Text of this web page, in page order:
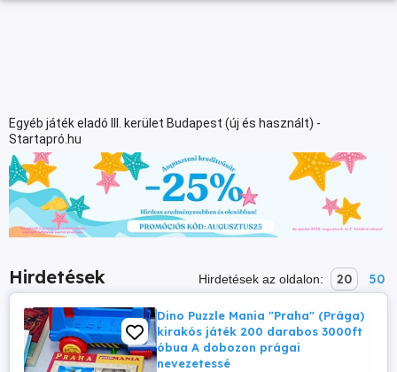
Egyéb játék eladó III. kerület Budapest (új és használt) -
Startapró.hu
Hirdetések Hirdetések az oldalon: 20 50
Dino Puzzle Mania "Praha" (Prága)
kirakós játék 200 darabos 3000ft
óbua A dobozon prágai
nevezetessé